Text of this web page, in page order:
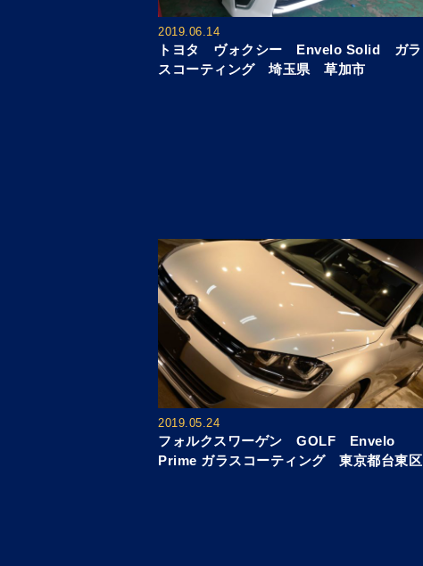
2019.06.14
トヨタ ヴォクシー Envelo Solid ガラ
スコーティング 埼玉県 草加市
2019.05.24
フォルクスワーゲン GOLF Envelo
Prime ガラスコーティング 東京都台東区